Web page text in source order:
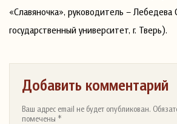
«Славяночка», руководитель – Лебедева
государственный университет, г. Тверь).
Добавить комментарий
Ваш адрес email не будет опубликован.
помечены *